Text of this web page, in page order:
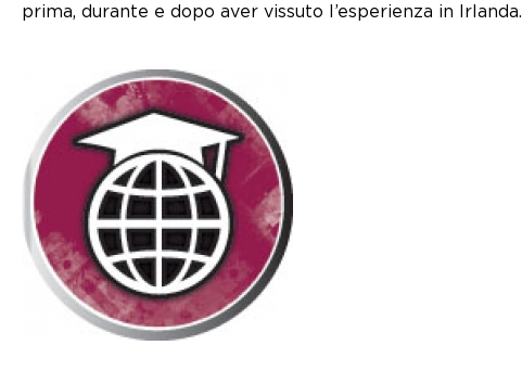
prima, durante e dopo aver vissuto l’esperienza in Irlanda.